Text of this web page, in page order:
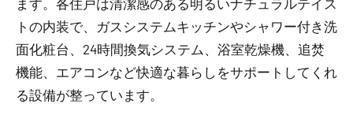
ます。各住戸は清潔感のある明るいナチュラルテイス
トの内装で、ガスシステムキッチンやシャワー付き洗
面化粧台、24時間換気システム、浴室乾燥機、追焚
機能、エアコンなど快適な暮らしをサポートしてくれ
る設備が整っています。